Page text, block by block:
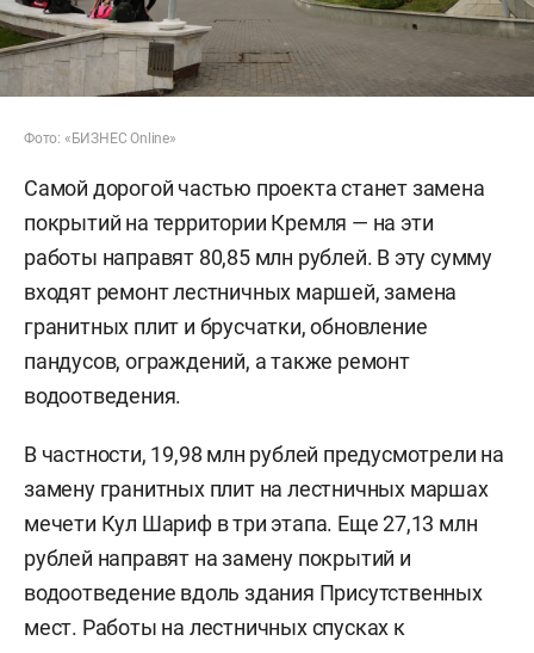
Фото: «БИЗНЕС Online»
Самой дорогой частью проекта станет замена
покрытий на территории Кремля — на эти
работы направят 80,85 млн рублей. В эту сумму
входят ремонт лестничных маршей, замена
гранитных плит и брусчатки, обновление
пандусов, ограждений, а также ремонт
водоотведения.
В частности, 19,98 млн рублей предусмотрели на
замену гранитных плит на лестничных маршах
мечети Кул Шариф в три этапа. Еще 27,13 млн
рублей направят на замену покрытий и
водоотведение вдоль здания Присутственных
мест. Работы на лестничных спусках к